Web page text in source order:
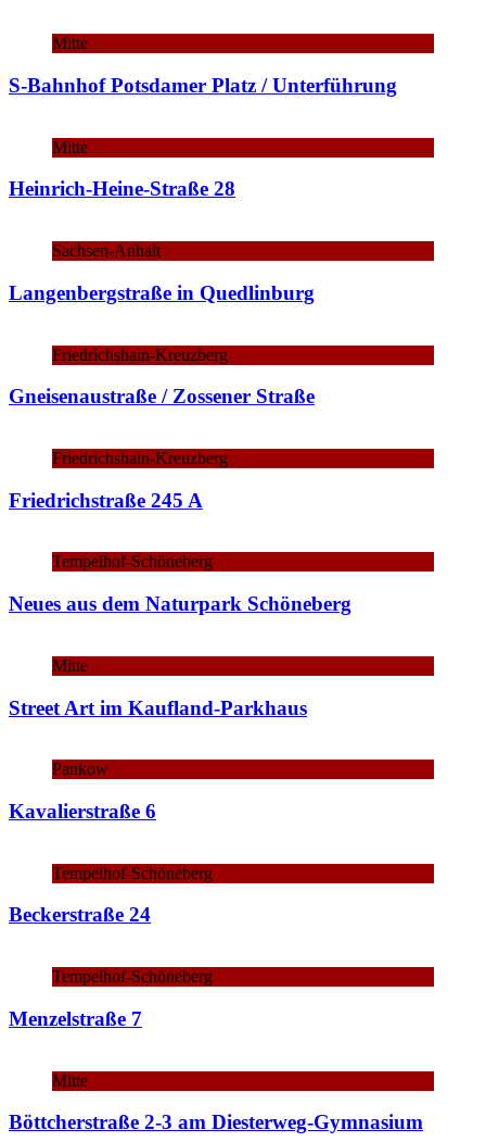
Mitte
S-Bahnhof Potsdamer Platz / Unterführung
Mitte
Heinrich-Heine-Straße 28
Sachsen-Anhalt
Langenbergstraße in Quedlinburg
Friedrichshain-Kreuzberg
Gneisenaustraße / Zossener Straße
Friedrichshain-Kreuzberg
Friedrichstraße 245 A
Tempelhof-Schöneberg
Neues aus dem Naturpark Schöneberg
Mitte
Street Art im Kaufland-Parkhaus
Pankow
Kavalierstraße 6
Tempelhof-Schöneberg
Beckerstraße 24
Tempelhof-Schöneberg
Menzelstraße 7
Mitte
Böttcherstraße 2-3 am Diesterweg-Gymnasium